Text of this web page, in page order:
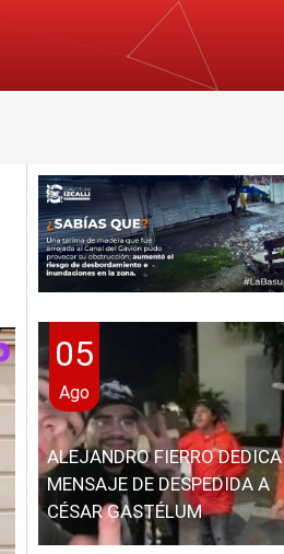
05
Ago
ALEJANDRO FIERRO DEDICA
MENSAJE DE DESPEDIDA A
CÉSAR GASTÉLUM